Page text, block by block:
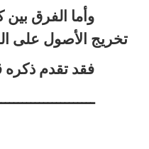
وأما الفرق
تخريج الأصول على
فقد تقدم ذكره